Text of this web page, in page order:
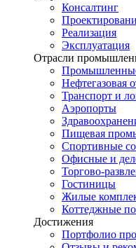
Консалтинг
Реализация
Эксплуатация
Отрасли
Нефтегазовая
Транспорт и
Аэропорты
Пищевая
Спортивные
Офисные и
Торгово-
Гостиницы
Жилые
Коттеджные
Достижения
Портфолио